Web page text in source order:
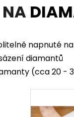
napnuté
diamantů
(cca 20 -